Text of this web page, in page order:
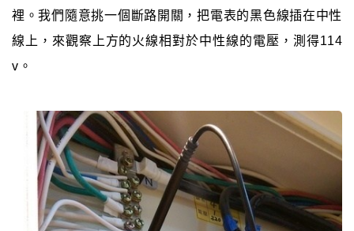
裡。我們隨意挑一個斷路開關，把電表的黑色線插在中性
線上，來觀察上方的火線相對於中性線的電壓，測得114
v。